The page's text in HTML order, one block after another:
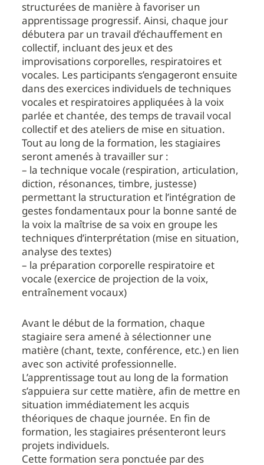
structurées de manière à favoriser un
apprentissage progressif. Ainsi, chaque jour
débutera par un travail d’échauffement en
collectif, incluant des jeux et des
improvisations corporelles, respiratoires et
vocales. Les participants s’engageront ensuite
dans des exercices individuels de techniques
vocales et respiratoires appliquées à la voix
parlée et chantée, des temps de travail vocal
collectif et des ateliers de mise en situation.
Tout au long de la formation, les stagiaires
seront amenés à travailler sur :
– la technique vocale (respiration, articulation,
diction, résonances, timbre, justesse)
permettant la structuration et l’intégration de
gestes fondamentaux pour la bonne santé de
la voix la maîtrise de sa voix en groupe les
techniques d’interprétation (mise en situation,
analyse des textes)
– la préparation corporelle respiratoire et
vocale (exercice de projection de la voix,
entraînement vocaux)
Avant le début de la formation, chaque
stagiaire sera amené à sélectionner une
matière (chant, texte, conférence, etc.) en lien
avec son activité professionnelle.
L’apprentissage tout au long de la formation
s’appuiera sur cette matière, afin de mettre en
situation immédiatement les acquis
théoriques de chaque journée. En fin de
formation, les stagiaires présenteront leurs
projets individuels.
Cette formation sera ponctuée par des